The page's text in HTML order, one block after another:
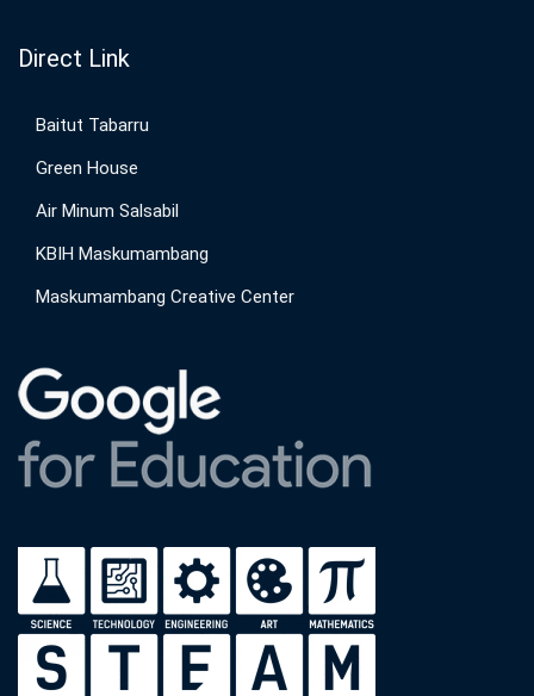
Direct Link
Baitut Tabarru
Green House
Air Minum Salsabil
KBIH Maskumambang
Maskumambang Creative Center